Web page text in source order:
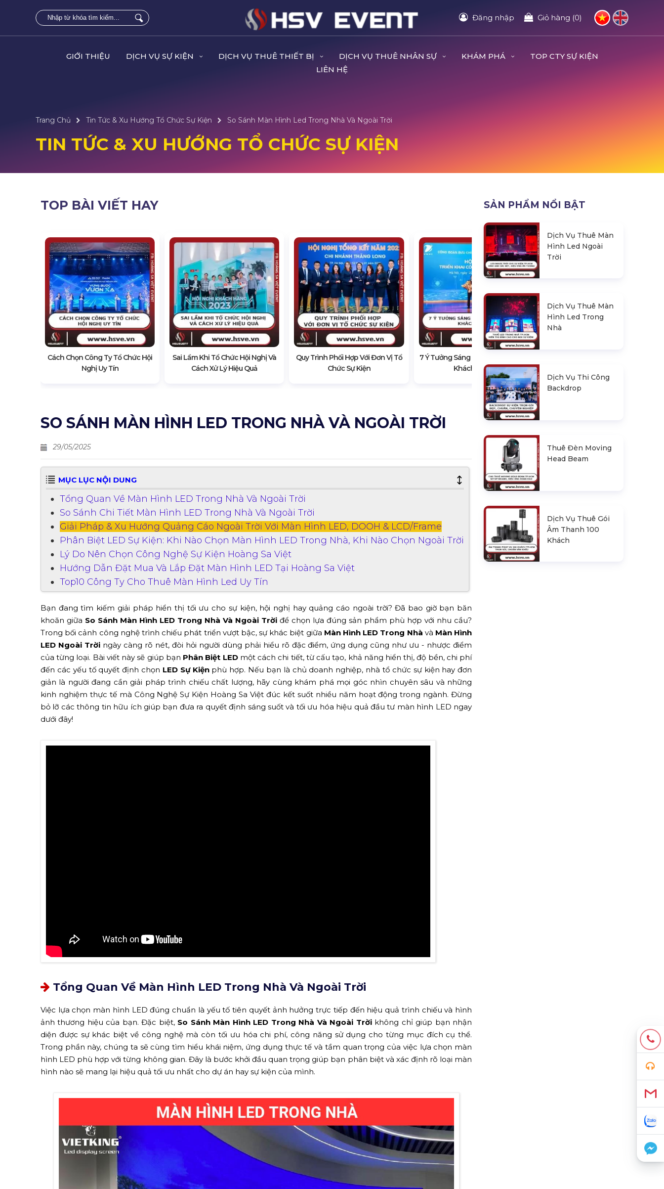
Đăng nhập Giỏ hàng (0)
GIỚI THIỆU DỊCH VỤ SỰ KIỆN DỊCH VỤ THUÊ THIẾT BỊ DỊCH VỤ THUÊ NHÂN SỰ KHÁM PHÁ
TOP CTY SỰ KIỆN
LIÊN HỆ
Trang Chủ Tin Tức & Xu Hướng Tổ Chức Sự Kiện So Sánh Màn Hình Led Trong Nhà Và Ngoài Trời
TIN TỨC & XU HƯỚNG TỔ CHỨC SỰ KIỆN
TOP BÀI VIẾT HAY
Cách Chọn Công Ty Tổ Chức Hội
Nghị Uy Tín
Sai Lầm Khi Tổ Chức Hội Nghị Và
Cách Xử Lý Hiệu Quả
Quy Trình Phối Hợp Với Đơn Vị Tổ
Chức Sự Kiện
7 Ý Tưởng Sáng Tạo Cho Hội Nghị
Khách Hàng
Cách Chọn Công Ty Tổ Chức Hội
SO SÁNH MÀN HÌNH LED TRONG NHÀ VÀ NGOÀI TRỜI
29/05/2025
MỤC LỤC NỘI DUNG
Tổng Quan Về Màn Hình LED Trong Nhà Và Ngoài Trời
So Sánh Chi Tiết Màn Hình LED Trong Nhà Và Ngoài Trời
Giải Pháp & Xu Hướng Quảng Cáo Ngoài Trời Với Màn Hình LED, DOOH & LCD/Frame
Phân Biệt LED Sự Kiện: Khi Nào Chọn Màn Hình LED Trong Nhà, Khi Nào Chọn Ngoài Trời
Lý Do Nên Chọn Công Nghệ Sự Kiện Hoàng Sa Việt
Hướng Dẫn Đặt Mua Và Lắp Đặt Màn Hình LED Tại Hoàng Sa Việt
Top10 Công Ty Cho Thuê Màn Hình Led Uy Tín
Bạn đang tìm kiếm giải pháp hiển thị tối ưu cho sự kiện, hội nghị hay quảng cáo ngoài trời? Đã bao giờ bạn băn
khoăn giữa So Sánh Màn Hình LED Trong Nhà Và Ngoài Trời để chọn lựa đúng sản phẩm phù hợp với nhu cầu?
Trong bối cảnh công nghệ trình chiếu phát triển vượt bậc, sự khác biệt giữa Màn Hình LED Trong Nhà và Màn Hình
LED Ngoài Trờingày càng rõ nét, đòi hỏi người dùng phải hiểu rõ đặc điểm, ứng dụng cũng như ưu - nhược điểm
của từng loại. Bài viết này sẽ giúp bạn Phân Biệt LEDmột cách chi tiết, từ cấu tạo, khả năng hiển thị, độ bền, chi phí
đến các yếu tố quyết định chọn LED Sự Kiệnphù hợp. Nếu bạn là chủ doanh nghiệp, nhà tổ chức sự kiện hay đơn
giản là người đang cần giải pháp trình chiếu chất lượng, hãy cùng khám phá mọi góc nhìn chuyên sâu và những
kinh nghiệm thực tế mà Công Nghệ Sự Kiện Hoàng Sa Việt đúc kết suốt nhiều năm hoạt động trong ngành. Đừng
bỏ lỡ các thông tin hữu ích giúp bạn đưa ra quyết định sáng suốt và tối ưu hóa hiệu quả đầu tư màn hình LED ngay
dưới đây!
Tổng Quan Về Màn Hình LED Trong Nhà Và Ngoài Trời
Việc lựa chọn màn hình LED đúng chuẩn là yếu tố tiên quyết ảnh hưởng trực tiếp đến hiệu quả trình chiếu và hình
ảnh thương hiệu của bạn. Đặc biệt, So Sánh Màn Hình LED Trong Nhà Và Ngoài Trờikhông chỉ giúp bạn nhận
diện được sự khác biệt về công nghệ mà còn tối ưu hóa chi phí, công năng sử dụng cho từng mục đích cụ thể.
Trong phần này, chúng ta sẽ cùng tìm hiểu khái niệm, ứng dụng thực tế và tầm quan trọng của việc lựa chọn màn
hình LED phù hợp với từng không gian. Đây là bước khởi đầu quan trọng giúp bạn phân biệt và xác định rõ loại màn
hình nào sẽ mang lại hiệu quả tối ưu nhất cho dự án hay sự kiện của mình.
SẢN PHẨM NỔI BẬT
Dịch Vụ Thuê Màn
Hình Led Ngoài
Trời
Dịch Vụ Thuê Màn
Hình Led Trong
Nhà
Dịch Vụ Thi Công
Backdrop
Thuê Đèn Moving
Head Beam
Dịch Vụ Thuê Gói
Âm Thanh 100
Khách